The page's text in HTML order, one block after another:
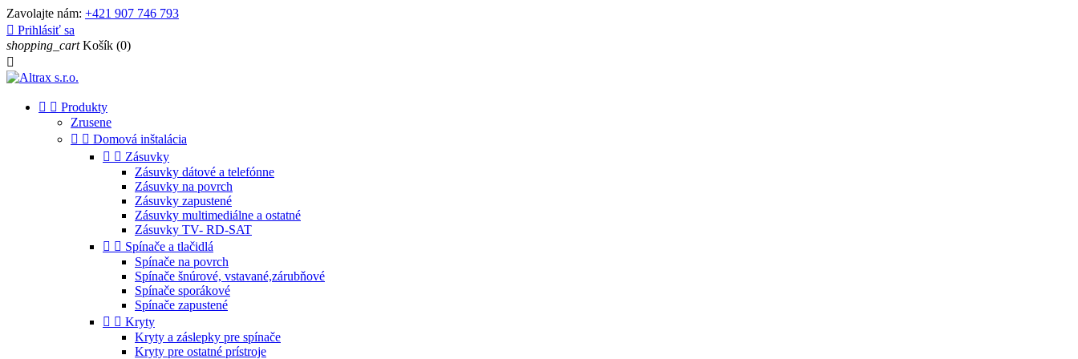
Zavolajte nám: +421 907 746 793
 Prihlásiť sa
shopping_cart Košík (0)

  Produkty
Zrusene
  Domová inštalácia
  Zásuvky
Zásuvky dátové a telefónne
Zásuvky na povrch
Zásuvky zapustené
Zásuvky multimediálne a ostatné
Zásuvky TV- RD-SAT
  Spínače a tlačidlá
Spínače na povrch
Spínače šnúrové, vstavané,zárubňové
Spínače sporákové
Spínače zapustené
  Kryty
Kryty a záslepky pre spínače
Kryty pre ostatné prístroje